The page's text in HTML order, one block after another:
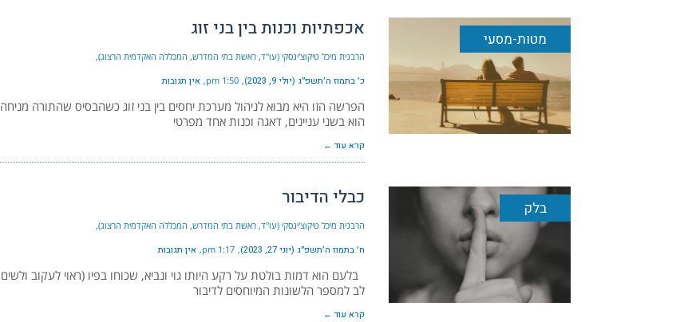
מטות-מסעי אכפתיות וכנות בין בני זוג
הרבנית מיכל טיקוצ'ינסקי (עו"ד, ראשת בתי המדרש, המכללה האקדמית הרצוג)
כ׳ בתמוז ה׳תשפ״ג (יולי 9, 2023) 1:50 pm אין תגובות
הפרשה הזו היא מבוא לניהול מערכת יחסים בין בני זוג כשהבסיס שהתורה מניחה
הוא בשני עניינים, דאגה וכנות אחד מפרטי
קרא עוד ←
בלק כבלי הדיבור
הרבנית מיכל טיקוצ'ינסקי (עו"ד, ראשת בתי המדרש, המכללה האקדמית הרצוג)
ח׳ בתמוז ה׳תשפ״ג (יוני 27, 2023) 1:17 pm אין תגובות
בלעם הוא דמות בולטת על רקע היותו גוי ונביא, שכוחו בפיו (ראוי לעקוב ולשים
לב למספר הלשונות המיוחסים לדיבור
קרא עוד ←